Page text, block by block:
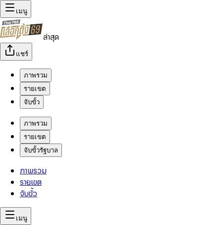
เมนู
ล่าสุด
แชร์
ภาพรวม
รายเขต
จับขั้ว
ภาพรวม
รายเขต
จับขั้วรัฐบาล
ภาพรวม
รายเขต
จับขั้ว
เมนู